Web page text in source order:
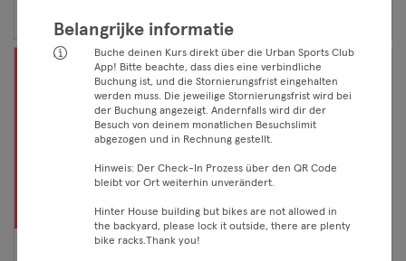
Belangrijke informatie
Buche deinen Kurs direkt über die Urban Sports Club
App! Bitte beachte, dass dies eine verbindliche
Buchung ist, und die Stornierungsfrist eingehalten
werden muss. Die jeweilige Stornierungsfrist wird bei
der Buchung angezeigt. Andernfalls wird dir der
Besuch von deinem monatlichen Besuchslimit
abgezogen und in Rechnung gestellt.
Hinweis: Der Check-In Prozess über den QR Code
bleibt vor Ort weiterhin unverändert.
Hinter House building but bikes are not allowed in
the backyard, please lock it outside, there are plenty
bike racks.Thank you!